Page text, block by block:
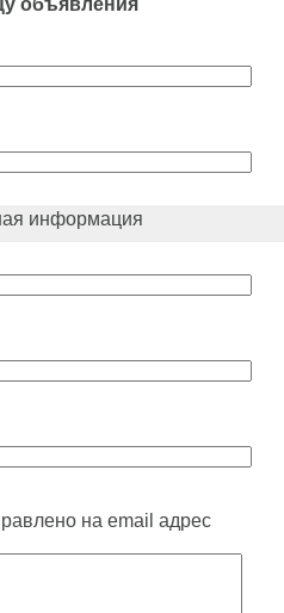
объявления
информация
на email адрес